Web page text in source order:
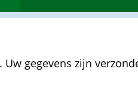
gegevens zijn